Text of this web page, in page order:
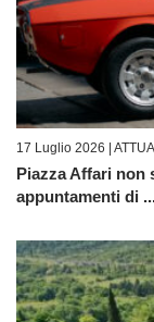
17 Luglio 2026 |
Piazza Affari non
appuntamenti di